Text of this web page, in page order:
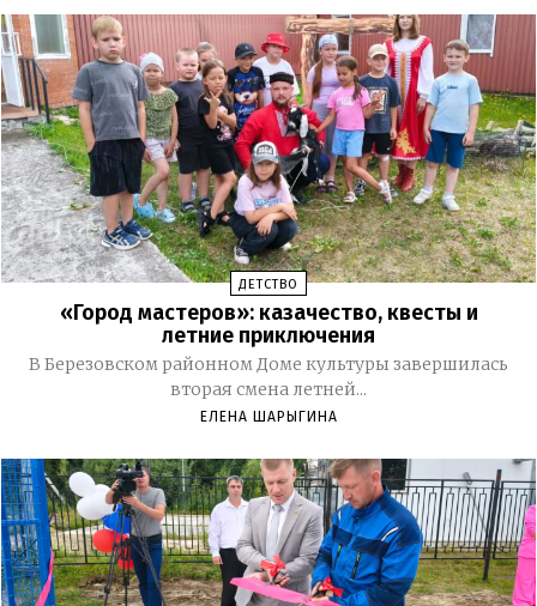
ДЕТСТВО
«Город мастеров»: казачество, квесты и
летние приключения
В Березовском районном Доме культуры завершилась
вторая смена летней...
ЕЛЕНА ШАРЫГИНА